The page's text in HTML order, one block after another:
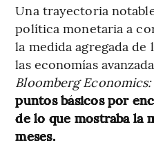
Una trayectoria
política monetaria a
la medida agregada de
las economías
Bloomberg Economics:
puntos básicos por
de lo que mostraba la
meses.